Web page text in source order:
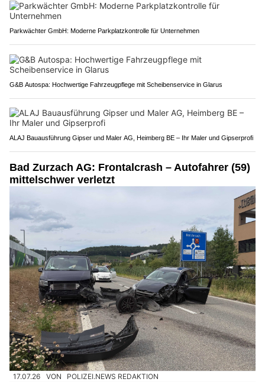
Parkwächter GmbH: Moderne Parkplatzkontrolle für Unternehmen
G&B Autospa: Hochwertige Fahrzeugpflege mit Scheibenservice in Glarus
ALAJ Bauausführung Gipser und Maler AG, Heimberg BE – Ihr Maler und Gipserprofi
Bad Zurzach AG: Frontalcrash – Autofahrer (59)
mittelschwer verletzt
17.07.26 VON POLIZEI.NEWS REDAKTION